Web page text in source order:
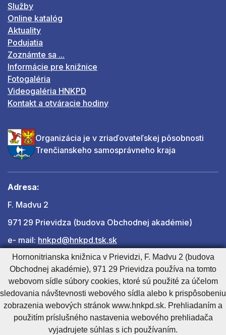
Služby
Online katalóg
Aktuality
Podujatia
Zoznámte sa ...
Informácie pre knižnice
Fotogaléria
Videogaléria HNKPD
Kontakt a otváracie hodiny
Organizácia je v zriaďovateľskej pôsobnosti
Trenčianskeho samosprávneho kraja
Adresa:
F. Madvu 2
971 29 Prievidza (budova Obchodnej akadémie)
e- mail: hnkpd@hnkpd.tsk.sk
Ďalšie kontakty
Cookies nastavenieCookies - viac informáciíVyhlásenie o prístupnosti
Technický prevádzkovateľ
Správca obsahu
Hornonitrianska knižnica v Prievidzi, F. Madvu 2 (budova
Obchodnej akadémie), 971 29 Prievidza používa na tomto
webovom sídle súbory cookies, ktoré sú použité za účelom
sledovania návštevnosti webového sídla alebo k prispôsobeniu
zobrazenia webových stránok www.hnkpd.sk. Prehliadaním a
použitím príslušného nastavenia webového prehliadača
vyjadrujete súhlas s ich používaním.